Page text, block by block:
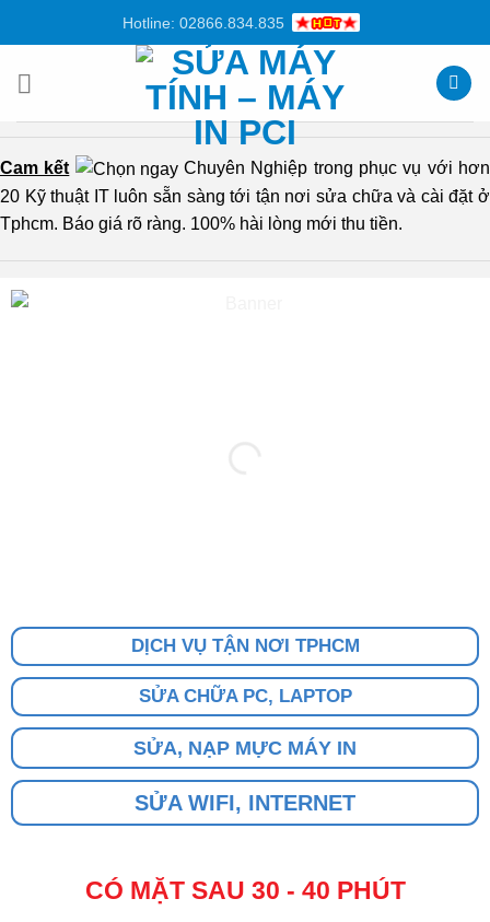
dung
Hotline: 02866.834.835
Cam kết
Chuyên Nghiệp trong phục vụ với hơn
20 Kỹ thuật IT luôn sẵn sàng tới tận nơi sửa chữa và cài đặt ở
Tphcm. Báo giá rõ ràng. 100% hài lòng mới thu tiền.
DỊCH VỤ TẬN NƠI TPHCM
SỬA CHỮA PC, LAPTOP
SỬA, NẠP MỰC MÁY IN
SỬA WIFI, INTERNET
CÓ MẶT SAU 30 - 40 PHÚT